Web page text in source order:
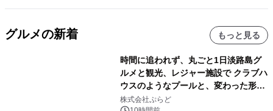
グルメの新着 もっと見る
時間に追われず、丸ごと1日淡路島グ
ルメと観光、レジャー施設で クラブハ
ウスのようなプールと、変わった形の
サウナも 「THE BOXY AWAJI」のお
株式会社ぷらど